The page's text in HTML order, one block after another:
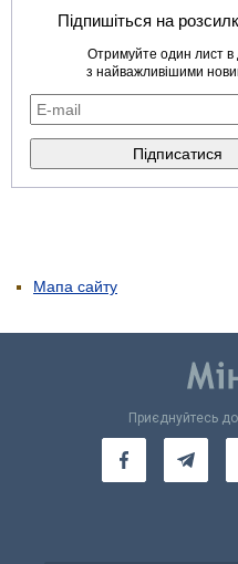
Підпишіться на
Отримуйте один лист в
з найважливішими
Мапа сайту
Приєднуйтесь